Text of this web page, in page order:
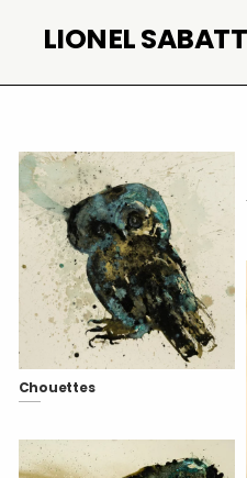
contenu
LIONEL
Chouettes